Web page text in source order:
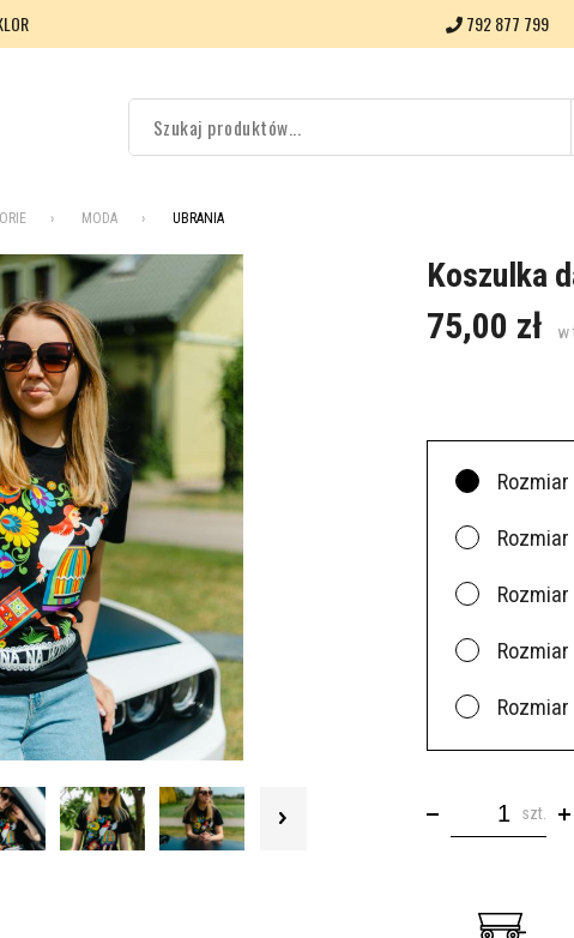
792 877 799
MODA UBRANIA
Koszulka
75,00 zł w
Rozmiar
Rozmiar
Rozmiar
Rozmiar
Rozmiar
szt.